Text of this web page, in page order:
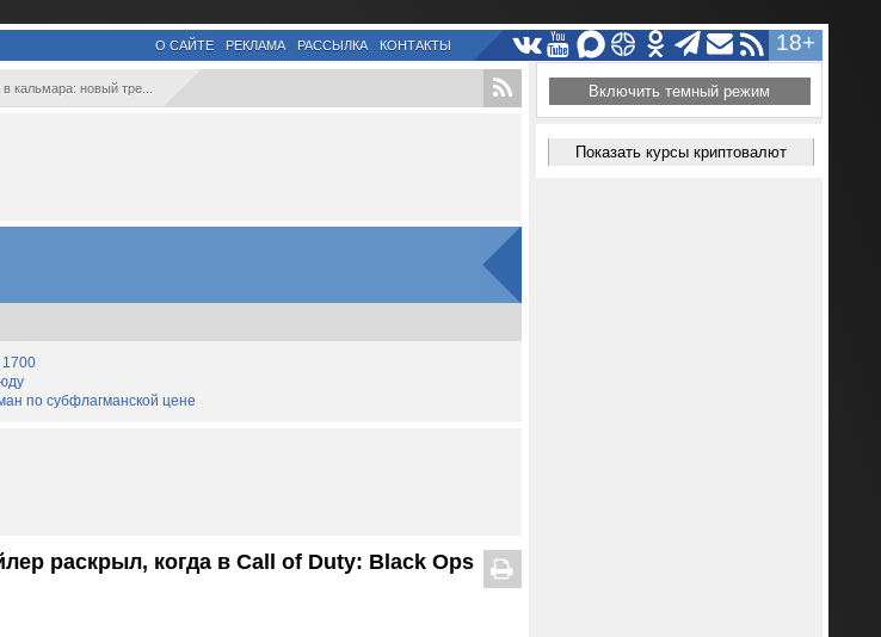
18+
О САЙТЕ РЕКЛАМА РАССЫЛКА КОНТАКТЫ
кальмара: новый тре...
1700
по субфлагманской цене
раскрыл, когда в Call of Duty: Black Ops
Включить темный режим
Показать курсы криптовалют